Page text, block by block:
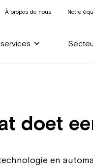
À propos de nous Notre
doet
en